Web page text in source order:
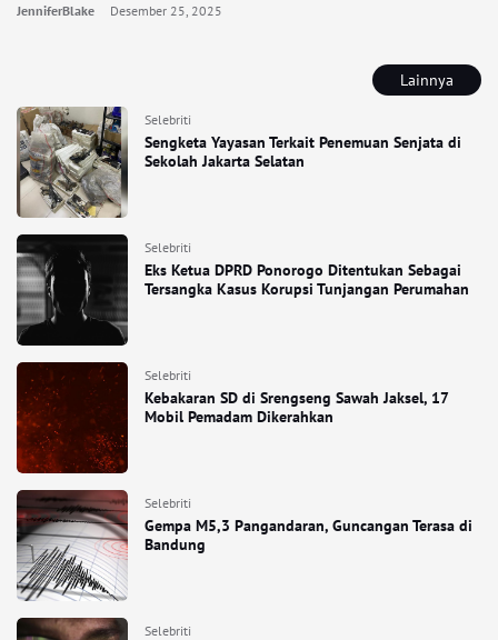
Lainnya
Selebriti
Sengketa Yayasan Terkait Penemuan Senjata di
Sekolah Jakarta Selatan
Selebriti
Eks Ketua DPRD Ponorogo Ditentukan Sebagai
Tersangka Kasus Korupsi Tunjangan Perumahan
Selebriti
Kebakaran SD di Srengseng Sawah Jaksel, 17
Mobil Pemadam Dikerahkan
Selebriti
Gempa M5,3 Pangandaran, Guncangan Terasa di
Bandung
Selebriti
JenniferBlake Desember 25, 2025